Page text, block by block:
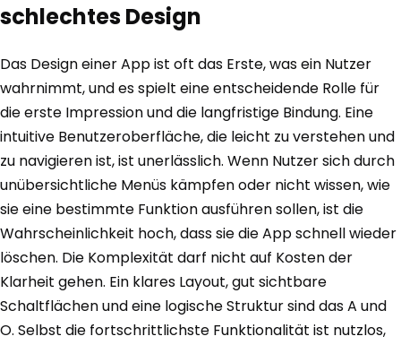
schlechtes Design
Das Design einer App ist oft das Erste, was ein Nutzer
wahrnimmt, und es spielt eine entscheidende Rolle für
die erste Impression und die langfristige Bindung. Eine
intuitive Benutzeroberfläche, die leicht zu verstehen und
zu navigieren ist, ist unerlässlich. Wenn Nutzer sich durch
unübersichtliche Menüs kämpfen oder nicht wissen, wie
sie eine bestimmte Funktion ausführen sollen, ist die
Wahrscheinlichkeit hoch, dass sie die App schnell wieder
löschen. Die Komplexität darf nicht auf Kosten der
Klarheit gehen. Ein klares Layout, gut sichtbare
Schaltflächen und eine logische Struktur sind das A und
O. Selbst die fortschrittlichste Funktionalität ist nutzlos,